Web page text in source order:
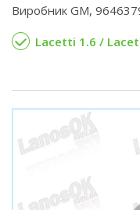
Виробник GM,
Lacetti 1.6 /